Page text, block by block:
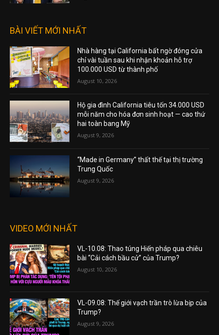
BÀI VIẾT MỚI NHẤT
Nhà hàng tại California bất ngờ đóng cửa
chỉ vài tuần sau khi nhận khoản hỗ trợ
100.000 USD từ thành phố
August 10, 2026
Hộ gia đình California tiêu tốn 34.000 USD
mỗi năm cho hóa đơn sinh hoạt — cao thứ
hai toàn bang Mỹ
August 9, 2026
“Made in Germany” thất thế tại thị trường
Trung Quốc
August 9, 2026
VIDEO MỚI NHẤT
VL-10.08: Thao túng Hiến pháp qua chiêu
bài “Cải cách bầu cử” của Trump?
August 10, 2026
VL-09.08: Thế giới vạch trần trò lừa bịp của
Trump?
August 9, 2026